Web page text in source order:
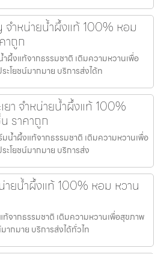
จำหน่ายน้ำผึ้งแท้ 100% หอม
าถูก
ผึ้งแท้จากธรรมชาติ เติมความหวานเพื่อ
โยชน์มากมาย บริการส่งได้ท
ยา จำหน่ายน้ำผึ้งแท้ 100%
ราคาถูก
มน้ำผึ้งแท้จากธรรมชาติ เติมความหวานเพื่อ
โยชน์มากมาย บริการส่ง
ายน้ำผึ้งแท้ 100% หอม หวาน
จากธรรมชาติ เติมความหวานเพื่อสุขภาพ
ากมาย บริการส่งได้ทั่วไท